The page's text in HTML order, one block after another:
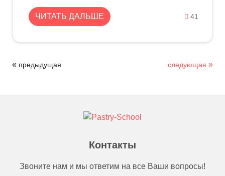
ЧИТАТЬ ДАЛЬШЕ 41
« предыдущая следующая »
Контакты
Звоните нам и мы ответим на все Ваши вопросы!